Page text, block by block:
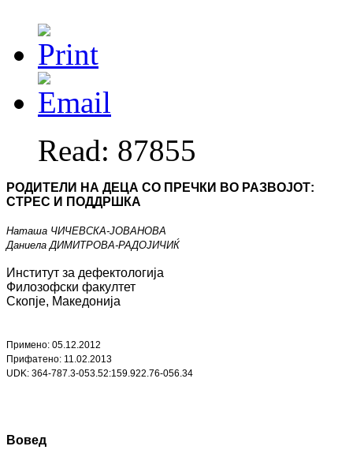
Read: 87855
РОДИТЕЛИ НА ДЕЦА СО ПРЕЧКИ ВО РАЗВОЈОТ:
СТРЕС И ПОДДРШКА
Наташа ЧИЧЕВСКА-ЈОВАНОВА
Даниела ДИМИТРОВА-РАДОЈИЧИЌ
Институт за дефектологија
Филозофски факултет
Скопје, Македонија
Примено: 05.12.2012
Прифатено: 11.02.2013
UDK: 364-787.3-053.52:159.922.76-056.34
Вовед